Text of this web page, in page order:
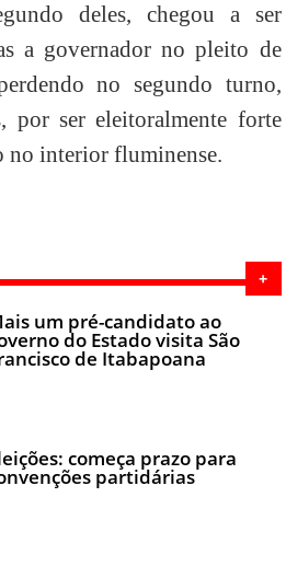
deles, chegou a ser
a governador no pleito de
no segundo turno,
por ser eleitoralmente forte
no interior fluminense.
+
um pré-candidato ao
do Estado visita São
de Itabapoana
começa prazo para
partidárias